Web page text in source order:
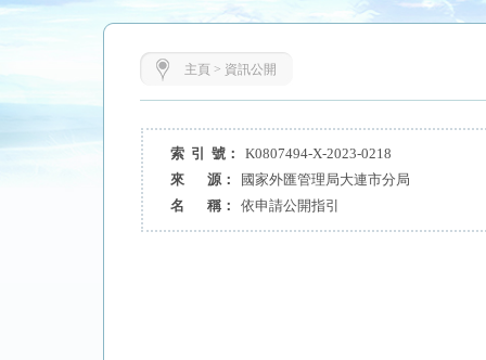
主頁 > 資訊公開
索 引 號：
K0807494-X-2023-0218
來 源：
國家外匯管理局大連市分局
名 稱：
依申請公開指引